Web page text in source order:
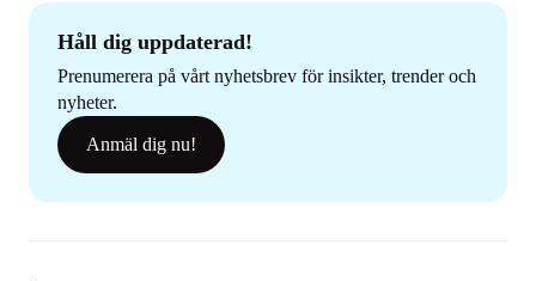
Håll dig uppdaterad!
Prenumerera på vårt nyhetsbrev för insikter, trender och
nyheter.
Anmäl dig nu!